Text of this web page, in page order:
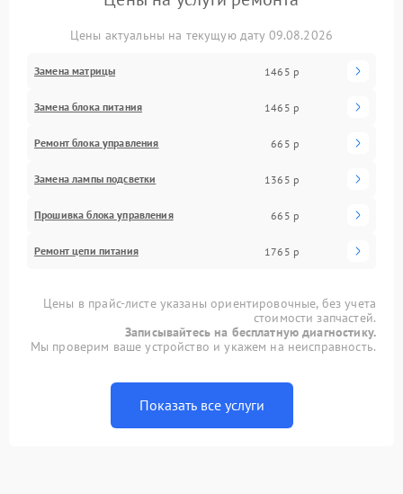
Цены актуальны на текущую дату 09.08.2026
Замена матрицы 1465 р
Замена блока питания 1465 р
Ремонт блока управления 665 р
Замена лампы подсветки 1365 р
Прошивка блока управления 665 р
Ремонт цепи питания 1765 р
Цены в прайс-листе указаны ориентировочные, без учета
стоимости запчастей.
Записывайтесь на бесплатную диагностику.
Мы проверим ваше устройство и укажем на неисправность.
Показать все услуги